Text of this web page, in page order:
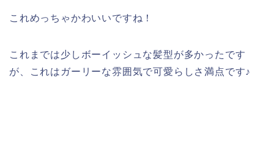
これめっちゃかわいいですね！
これまでは少しボーイッシュな髪型が多かったです
が、これはガーリーな雰囲気で可愛らしさ満点です♪